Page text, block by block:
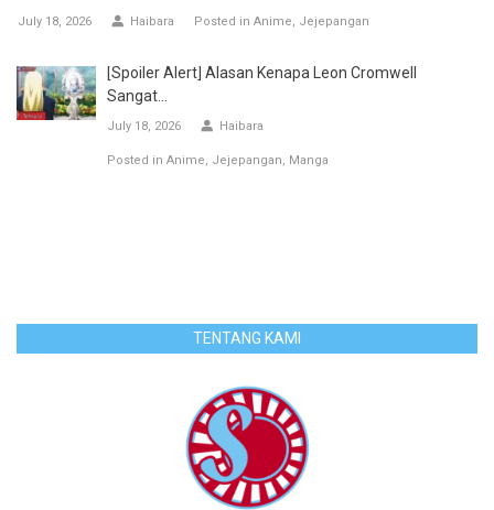
July 18, 2026 Haibara Posted in Anime Jejepangan
[Spoiler Alert] Alasan Kenapa Leon Cromwell
Sangat...
July 18, 2026 Haibara
Posted in Anime Jejepangan Manga
TENTANG KAMI